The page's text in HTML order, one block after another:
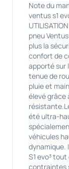
Note du
ventus s1
pneu
plus la
confort de
apporté sur
tenue de
pluie et
élevé grâce
été ultra-
véhicules
dynamique.
S1 evo³
contraintes